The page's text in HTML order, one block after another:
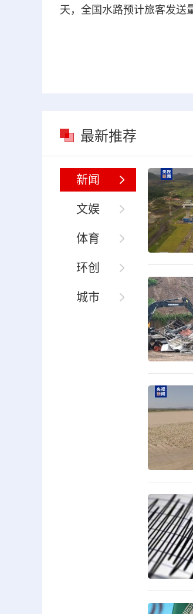
天，全国水路预计旅客发送
最新推荐
新闻
文娱
体育
环创
城市